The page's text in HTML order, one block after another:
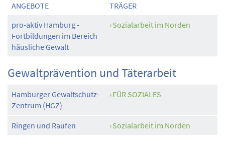
ANGEBOTE
TRÄGER
pro-aktiv Hamburg -
Fortbildungen im Bereich
häusliche Gewalt
Sozialarbeit im Norden
Gewaltprävention und Täterarbeit
Hamburger Gewaltschutz-
Zentrum (HGZ)
FÜR SOZIALES
Ringen und Raufen Sozialarbeit im Norden